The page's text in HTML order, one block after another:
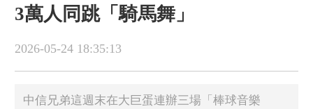
3萬人同跳「騎馬舞」
2026-05-24 18:35:13
中信兄弟這週末在大巨蛋連辦三場「棒球音樂